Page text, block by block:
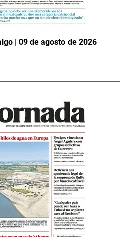
| 09 de agosto de 2026